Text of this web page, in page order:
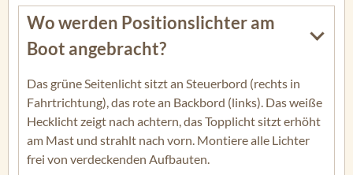
Wo werden Positionslichter am
Boot angebracht?
Das grüne Seitenlicht sitzt an Steuerbord (rechts in
Fahrtrichtung), das rote an Backbord (links). Das weiße
Hecklicht zeigt nach achtern, das Topplicht sitzt erhöht
am Mast und strahlt nach vorn. Montiere alle Lichter
frei von verdeckenden Aufbauten.